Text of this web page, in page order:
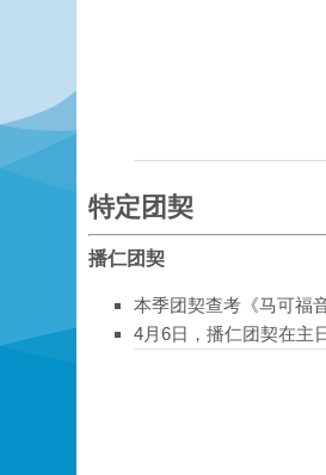
特定团契
播仁团契
本季团契查考《马可福
4月6日，播仁团契在主